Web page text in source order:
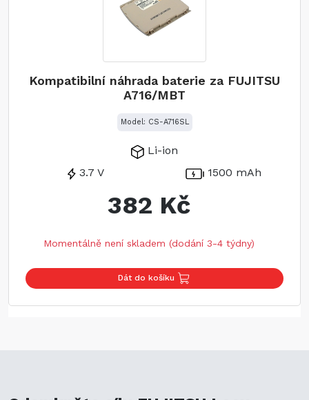
svého zařízení ještě dnes.
Kompatibilní náhrada baterie za FUJITSU
A716/MBT
Model: CS-A716SL
Li-ion
3.7 V
1500 mAh
382 Kč
Momentálně není skladem (dodání 3-4 týdny)
Dát do košíku